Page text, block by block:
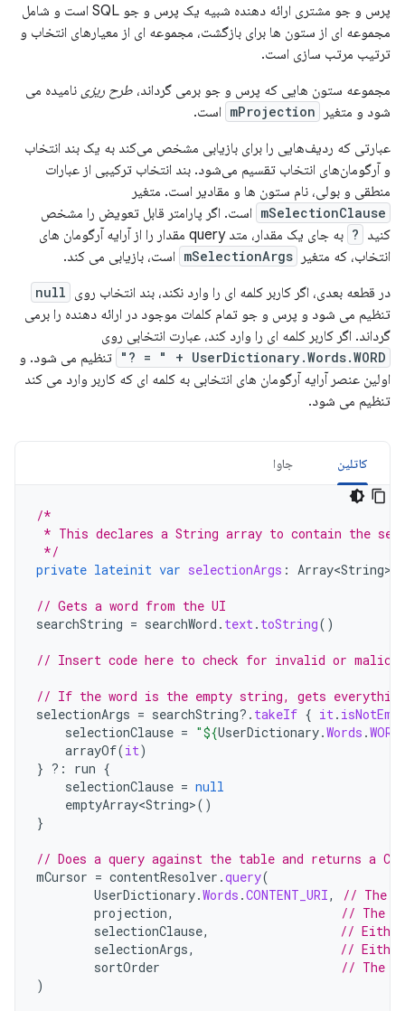
پرس و جو مشتری ارائه دهنده شبیه یک پرس و جو SQL است و شامل
مجموعه ای از ستون ها برای بازگشت، مجموعه ای از معیارهای انتخاب و
ترتیب مرتب سازی است.
مجموعه ستون هایی که پرس و جو برمی گرداند، طرح ریزی نامیده می
شود و متغیر
mProjection است.
عبارتی که ردیف‌هایی را برای بازیابی مشخص می‌کند به یک بند انتخاب
و آرگومان‌های انتخاب تقسیم می‌شود. بند انتخاب ترکیبی از عبارات
منطقی و بولی، نام ستون ها و مقادیر است. متغیر
mSelectionClause است. اگر پارامتر قابل تعویض را مشخص
کنید ?
به جای یک مقدار، متد query مقدار را از آرایه آرگومان های
انتخاب، که متغیر
mSelectionArgs است، بازیابی می کند.
در قطعه بعدی، اگر کاربر کلمه ای را وارد نکند، بند انتخاب روی null
تنظیم می شود و پرس و جو تمام کلمات موجود در ارائه دهنده را برمی
گرداند. اگر کاربر کلمه ای را وارد کند، عبارت انتخابی روی
UserDictionary.Words.WORD + " = ?"
تنظیم می شود. و
اولین عنصر آرایه آرگومان های انتخابی به کلمه ای که کاربر وارد می کند
تنظیم می شود.
کاتلین جاوا
/*
* This declares a String array to contain the
*/
private lateinit var selectionArgs : Array<String>
// Gets a word from the UI
searchString = searchWord . text . toString()
// Insert code here to check for invalid or
// If the word is the empty string, gets everything
selectionArgs = searchString?. takeIf { it .
selectionClause = "${UserDictionary.Words .WORD
arrayOf(it)
} ?: run {
selectionClause = null
emptyArray<String>()
}
// Does a query against the table and returns a
mCursor = contentResolver .query(
UserDictionary.Words .CONTENT_URI,
// The
projection,
// The
selectionClause,
// Either
selectionArgs,
// Either
sortOrder
// The
)